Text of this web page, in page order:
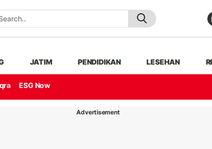
JATIM PENDIDIKAN LESEHAN
ESG Now
Advertisement